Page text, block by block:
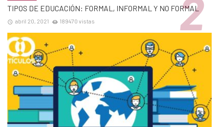
TIPOS DE EDUCACIÓN: FORMAL, INFORMAL Y NO FORMAL
abril 20, 2021 189470 vistas